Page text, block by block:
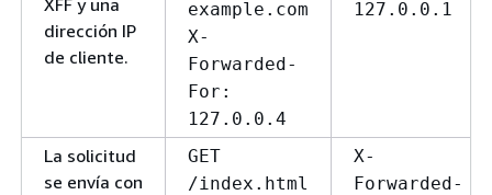
dirección IP
de cliente.
example.com
X-
Forwarded-
For:
127.0.0.4
127.0.0.1
La solicitud
se envía con
GET
/index.html
X-
Forwarded-